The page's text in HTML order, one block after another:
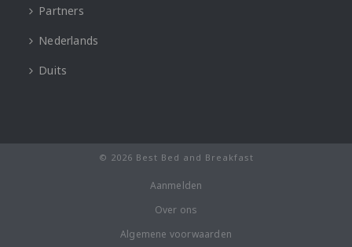
Partners
Nederlands
Duits
© 2026 Best Bed and Breakfast
Aanmelden
Over ons
Algemene voorwaarden